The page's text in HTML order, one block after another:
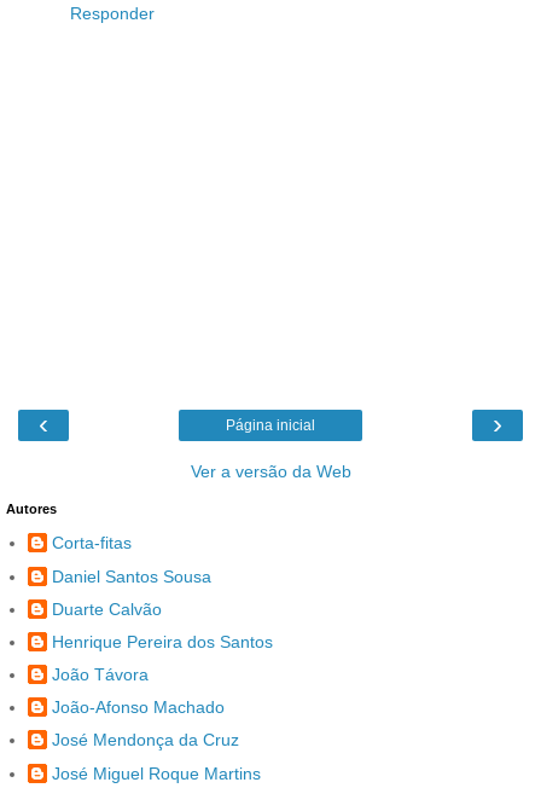
Responder
‹ ›
Página inicial
Ver a versão da Web
Autores
Corta-fitas
Daniel Santos Sousa
Duarte Calvão
Henrique Pereira dos Santos
João Távora
João-Afonso Machado
José Mendonça da Cruz
José Miguel Roque Martins